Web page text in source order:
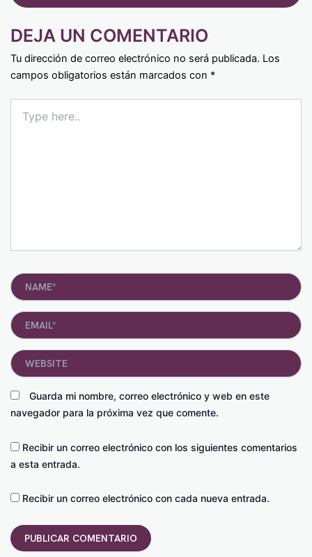
DEJA UN COMENTARIO
Tu dirección de correo electrónico no será publicada. Los
campos obligatorios están marcados con *
here..
Name*
Email*
Guarda mi nombre, correo electrónico y web en este
navegador para la próxima vez que comente.
Website
Recibir un correo electrónico con los siguientes comentarios
a esta entrada.
Recibir un correo electrónico con cada nueva entrada.